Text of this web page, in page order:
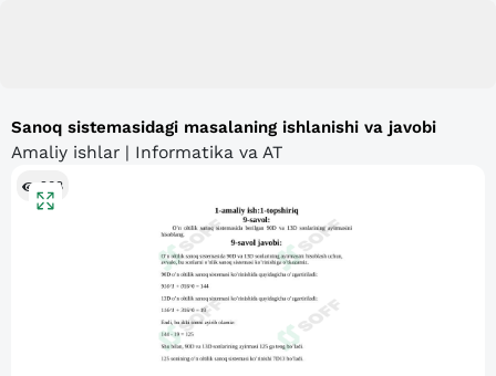
Sanoq sistemasidagi masalaning ishlanishi va javobi
Amaliy ishlar | Informatika va AT
208